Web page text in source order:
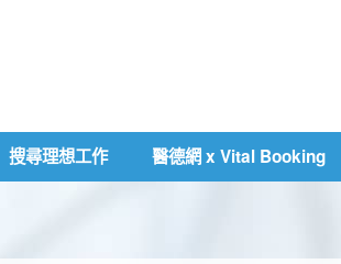
搜尋理想工作 醫德網 x Vital Booking